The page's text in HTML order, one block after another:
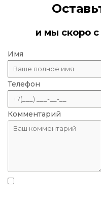
и мы скоро
Имя
Телефон
Комментарий